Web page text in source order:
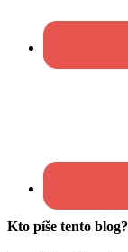
Kto píše tento blog?